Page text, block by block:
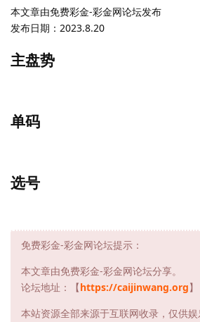
本文章由免费彩金-彩金网论坛发布
发布日期：2023.8.20
主盘势
单码
选号
免费彩金-彩金网论坛提示：
本文章由免费彩金-彩金网论坛分享。
论坛地址：【https://caijinwang.org】
本站资源全部来源于互联网收录，仅供